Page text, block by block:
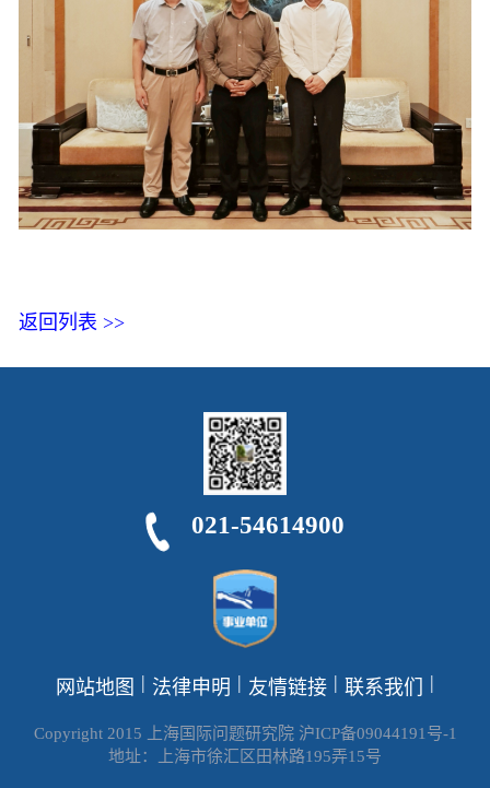
返回列表 >>
021-54614900
网站地图 | 法律申明 | 友情链接 | 联系我们 |
Copyright 2015 上海国际问题研究院 沪ICP备09044191号-1
地址：上海市徐汇区田林路195弄15号